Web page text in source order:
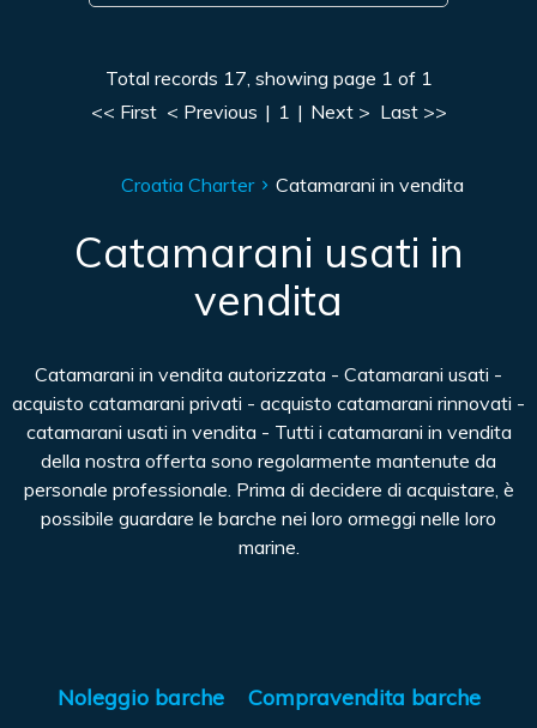
Total records 17, showing page 1 of 1
<< First < Previous | 1 | Next > Last >>
Croatia Charter Catamarani in vendita
Catamarani usati in
vendita
Catamarani in vendita autorizzata - Catamarani usati -
acquisto catamarani privati - acquisto catamarani rinnovati -
catamarani usati in vendita - Tutti i catamarani in vendita
della nostra offerta sono regolarmente mantenute da
personale professionale. Prima di decidere di acquistare, è
possibile guardare le barche nei loro ormeggi nelle loro
marine.
Noleggio barche Compravendita barche